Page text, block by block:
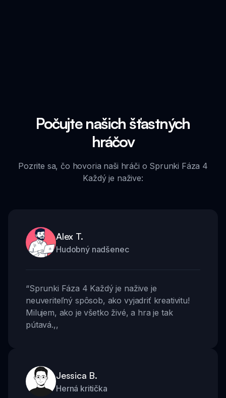
Počujte našich šťastných
hráčov
Pozrite sa, čo hovoria naši hráči o Sprunki Fáza 4
Každý je nažive:
Alex T.
Hudobný nadšenec
“Sprunki Fáza 4 Každý je nažive je
neuveriteľný spôsob, ako vyjadriť kreativitu!
Milujem, ako je všetko živé, a hra je tak
pútavá.,,
Jessica B.
Herná kritička